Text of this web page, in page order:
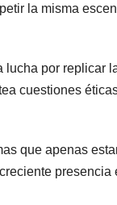
la misma
por replicar
cuestiones
que apenas